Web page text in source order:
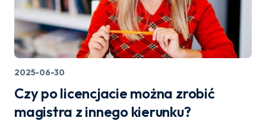
2025-06-30
Czy po licencjacie można zrobić
magistra z innego kierunku?